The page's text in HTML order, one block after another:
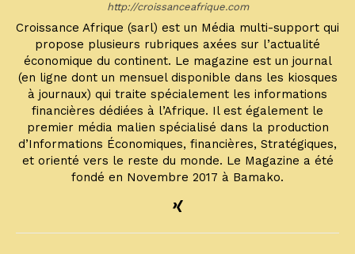
http://croissanceafrique.com
Croissance Afrique (sarl) est un Média multi-support qui
propose plusieurs rubriques axées sur l’actualité
économique du continent. Le magazine est un journal
(en ligne dont un mensuel disponible dans les kiosques
à journaux) qui traite spécialement les informations
financières dédiées à l’Afrique. Il est également le
premier média malien spécialisé dans la production
d’Informations Économiques, financières, Stratégiques,
et orienté vers le reste du monde. Le Magazine a été
fondé en Novembre 2017 à Bamako.